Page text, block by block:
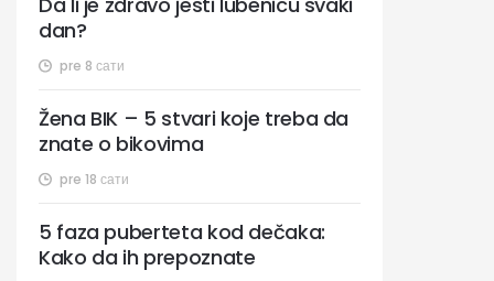
pre 8 сати
dan?
pre 18 сати
Žena BIK – 5 stvari koje treba da
znate o bikovima
5 faza puberteta kod dečaka:
Kako da ih prepoznate